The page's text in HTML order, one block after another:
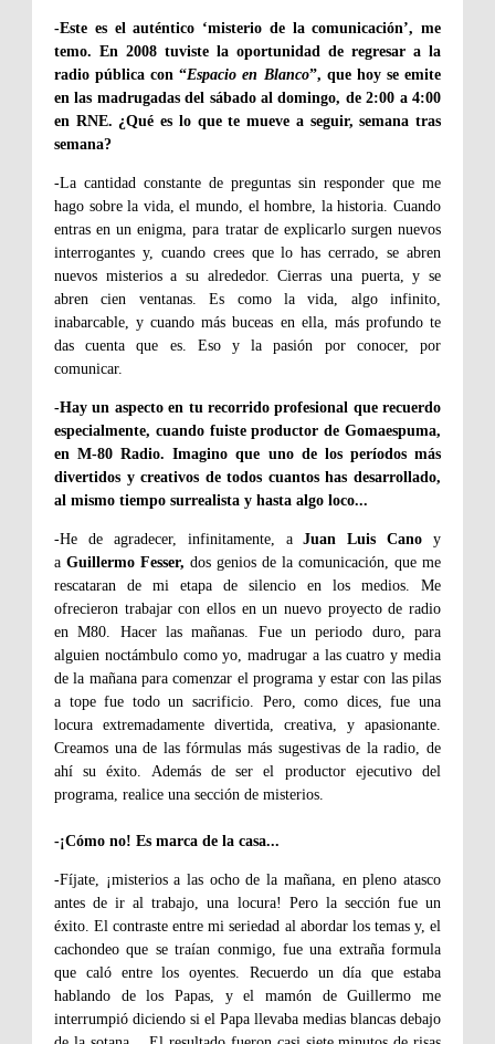
-Este es el auténtico ‘misterio de la comunicación’, me
temo. En 2008 tuviste la oportunidad de regresar a la
radio pública con “Espacio en Blanco”, que hoy se emite
en las madrugadas del sábado al domingo, de 2:00 a 4:00
en RNE. ¿Qué es lo que te mueve a seguir, semana tras
semana?
-La cantidad constante de preguntas sin responder que me
hago sobre la vida, el mundo, el hombre, la historia. Cuando
entras en un enigma, para tratar de explicarlo surgen nuevos
interrogantes y, cuando crees que lo has cerrado, se abren
nuevos misterios a su alrededor. Cierras una puerta, y se
abren cien ventanas. Es como la vida, algo infinito,
inabarcable, y cuando más buceas en ella, más profundo te
das cuenta que es. Eso y la pasión por conocer, por
comunicar.
-Hay un aspecto en tu recorrido profesional que recuerdo
especialmente, cuando fuiste productor de Gomaespuma,
en M-80 Radio. Imagino que uno de los períodos más
divertidos y creativos de todos cuantos has desarrollado,
al mismo tiempo surrealista y hasta algo loco...
-He de agradecer, infinitamente, aJuan Luis Cano y
a Guillermo Fesser, dos genios de la comunicación, que me
rescataran de mi etapa de silencio en los medios. Me
ofrecieron trabajar con ellos en un nuevo proyecto de radio
en M80. Hacer las mañanas. Fue un periodo duro, para
alguien noctámbulo como yo, madrugar a las cuatro y media
de la mañana para comenzar el programa y estar con las pilas
a tope fue todo un sacrificio. Pero, como dices, fue una
locura extremadamente divertida, creativa, y apasionante.
Creamos una de las fórmulas más sugestivas de la radio, de
ahí su éxito. Además de ser el productor ejecutivo del
programa, realice una sección de misterios.
-¡Cómo no! Es marca de la casa...
-Fíjate, ¡misterios a las ocho de la mañana, en pleno atasco
antes de ir al trabajo, una locura! Pero la sección fue un
éxito. El contraste entre mi seriedad al abordar los temas y, el
cachondeo que se traían conmigo, fue una extraña formula
que caló entre los oyentes. Recuerdo un día que estaba
hablando de los Papas, y el mamón de Guillermo me
interrumpió diciendo si el Papa llevaba medias blancas debajo